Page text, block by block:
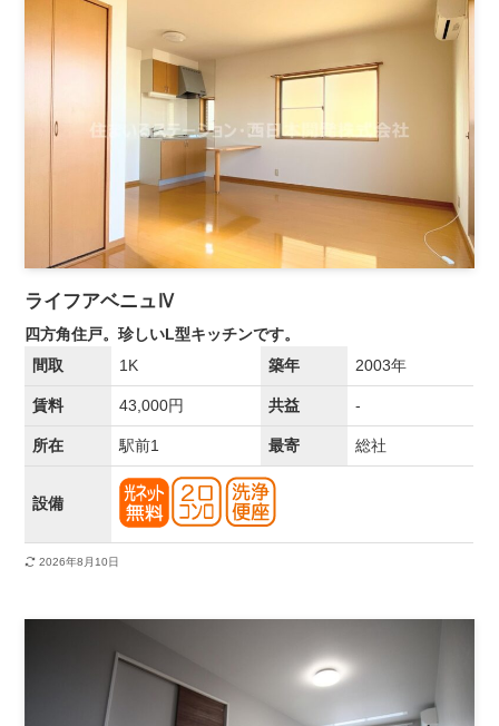
ライフアベニュⅣ
四方角住戸。珍しいL型キッチンです。
間取
1K 築年 2003年
賃料 43,000円 共益 -
所在 駅前1 最寄 総社
設備
2026年8月10日